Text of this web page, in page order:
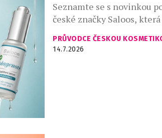
Seznamte se s novinkou
české značky Saloos,
zlepšení elasticity a
sérum podporuje
PRŮVODCE ČESKOU
14.7.2026